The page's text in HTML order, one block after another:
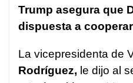
Trump asegura que
dispuesta a
La vicepresidenta de
Rodríguez, le dijo al